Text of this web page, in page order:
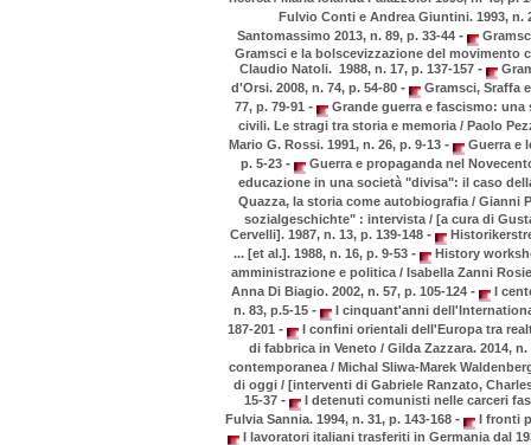
Fulvio Conti e Andrea Giuntini. 1993, n.
Santomassimo 2013, n. 89, p. 33-44 -
Gramsci e la bolscevizzazione del
Claudio Natoli. 1988, n. 17, p. 137-157 -
d'Orsi. 2008, n. 74, p. 54-80 -
Gramsci, Sraffa
77, p. 79-91 -
Grande guerra e fascismo: una
civili. Le stragi tra storia e memoria / Paolo
Mario G. Rossi. 1991, n. 26, p. 9-13 -
Guerra e
p. 5-23 -
Guerra e propaganda nel
educazione in una società "divisa": il caso
Quazza, la storia come autobiografia / Gianni
sozialgeschichte" : intervista / [a cura di
Cervelli]. 1987, n. 13, p. 139-148 -
... [et al.]. 1988, n. 16, p. 9-53 -
History
amministrazione e politica / Isabella Zanni
Anna Di Biagio. 2002, n. 57, p. 105-124 -
I
n. 83, p.5-15 -
I cinquant'anni
187-201 -
I confini orientali dell'Europa tra
di fabbrica in Veneto / Gilda Zazzara. 2014, n.
contemporanea / Michal Sliwa-Marek
di oggi / [interventi di Gabriele Ranzato,
15-37 -
I detenuti comunisti nelle carceri
Fulvia Sannia. 1994, n. 31, p. 143-168 -
I fronti
I lavoratori italiani trasferiti in Germania dal